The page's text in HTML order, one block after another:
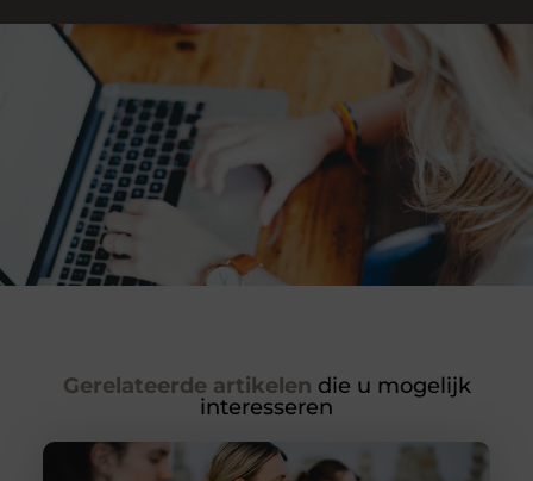
Gerelateerde artikelen die u mogelijk
interesseren